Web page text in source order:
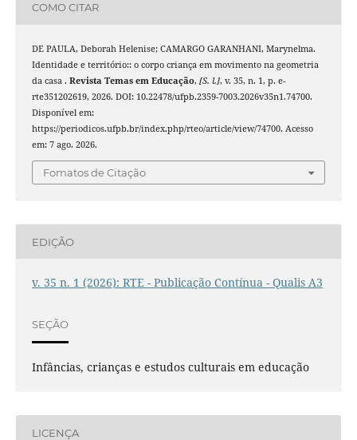
COMO CITAR
DE PAULA, Deborah Helenise; CAMARGO GARANHANI, Marynelma.
Identidade e território:: o corpo criança em movimento na geometria
da casa . Revista Temas em Educação, [S. l.], v. 35, n. 1, p. e-
rte351202619, 2026. DOI: 10.22478/ufpb.2359-7003.2026v35n1.74700.
Disponível em:
https://periodicos.ufpb.br/index.php/rteo/article/view/74700. Acesso
em: 7 ago. 2026.
Fomatos de Citação
EDIÇÃO
v. 35 n. 1 (2026): RTE - Publicação Contínua - Qualis A3
SEÇÃO
Infâncias, crianças e estudos culturais em educação
LICENÇA